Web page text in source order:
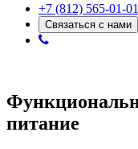
+7 (812) 565-01-01
Связаться с нами
питание